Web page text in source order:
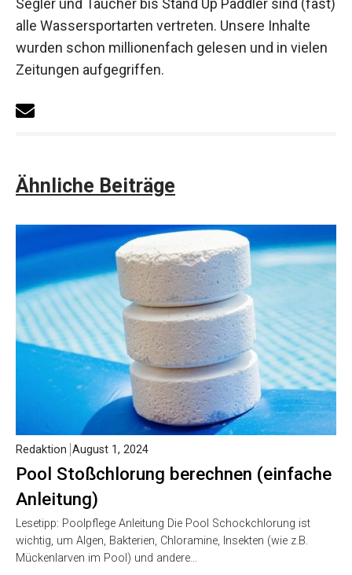
Segler und Taucher bis Stand Up Paddler sind (fast)
alle Wassersportarten vertreten. Unsere Inhalte
wurden schon millionenfach gelesen und in vielen
Zeitungen aufgegriffen.
Ähnliche Beiträge
Pool Stoßchlorung berechnen (einfache
Anleitung)
Redaktion August 1, 2024
Lesetipp: Poolpflege Anleitung Die Pool Schockchlorung ist
wichtig, um Algen, Bakterien, Chloramine, Insekten (wie z.B.
Mückenlarven im Pool) und andere…